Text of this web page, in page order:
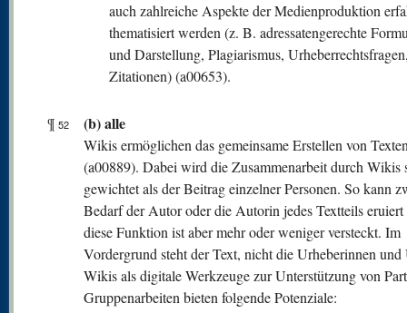
auch zahlreiche Aspekte der Medienproduktion
thematisiert werden (z. B. adressatengerechte
und Darstellung, Plagiarismus,
Zitationen) (a00653).
¶ 52 (b) alle
Wikis ermöglichen das gemeinsame Erstellen von
(a00889). Dabei wird die Zusammenarbeit durch Wikis
gewichtet als der Beitrag einzelner Personen. So kann
Bedarf der Autor oder die Autorin jedes Textteils
diese Funktion ist aber mehr oder weniger versteckt. Im
Vordergrund steht der Text, nicht die Urheberinnen und
Wikis als digitale Werkzeuge zur Unterstützung von
Gruppenarbeiten bieten folgende Potenziale: